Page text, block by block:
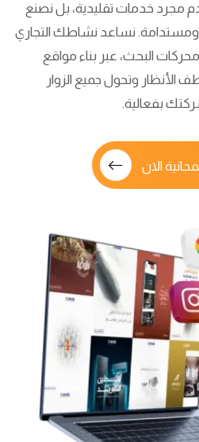
مجرد خدمات تقليدية، بل نصنع
نساعد نشاطك التجاري
البحث، عبر بناء مواقع
الأنظار وتحول جميع الزوار
بفعالية.
الان